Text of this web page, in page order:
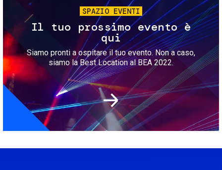
SPAZIO EVENTI
Il tuo prossimo evento è
qui
Siamo pronti a ospitare il tuo evento. Non a caso,
siamo la Best Location al BEA 2022.